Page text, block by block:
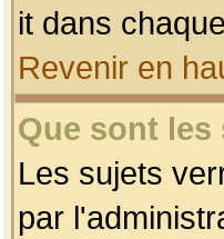
it dans
Revenir en
Que sont
Les sujets
par